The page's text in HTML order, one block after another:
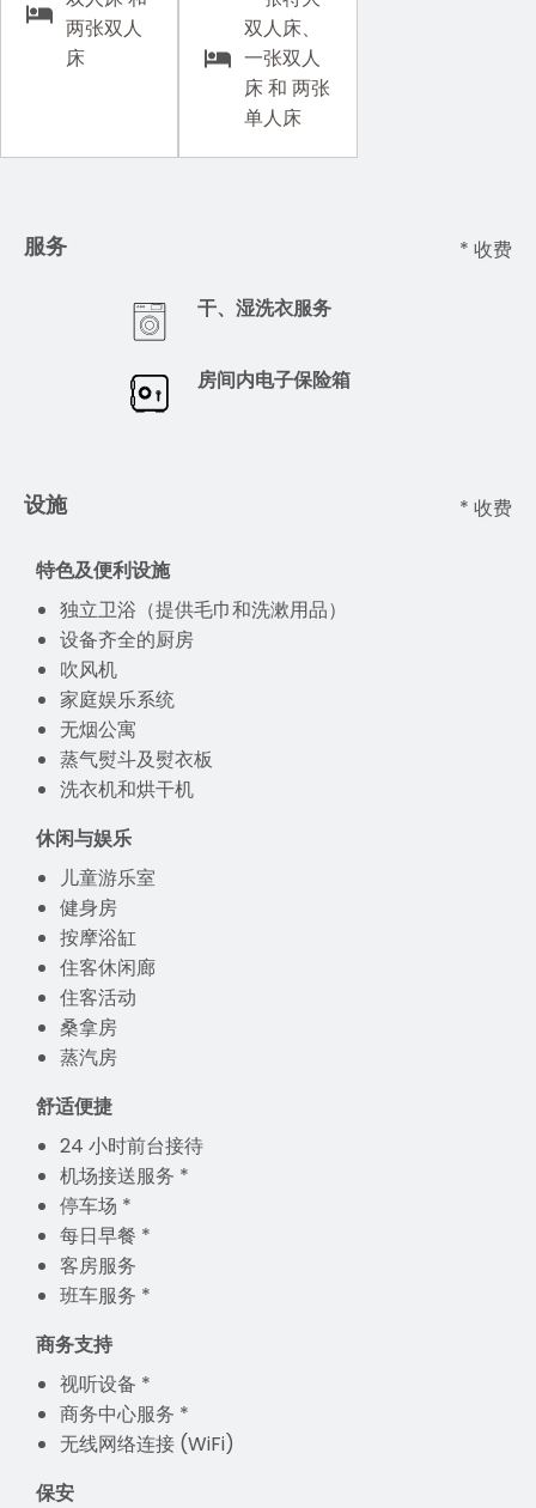
两张双人
床
双人床、
一张双人
床 和 两张
单人床
服务 * 收费
干、湿洗衣服务
房间内电子保险箱
设施 * 收费
特色及便利设施
独立卫浴（提供毛巾和洗漱用品）
设备齐全的厨房
吹风机
家庭娱乐系统
无烟公寓
蒸气熨斗及熨衣板
洗衣机和烘干机
休闲与娱乐
儿童游乐室
健身房
按摩浴缸
住客休闲廊
住客活动
桑拿房
蒸汽房
舒适便捷
24 小时前台接待
机场接送服务 *
停车场 *
每日早餐 *
客房服务
班车服务 *
商务支持
视听设备 *
商务中心服务 *
无线网络连接 (WiFi)
保安